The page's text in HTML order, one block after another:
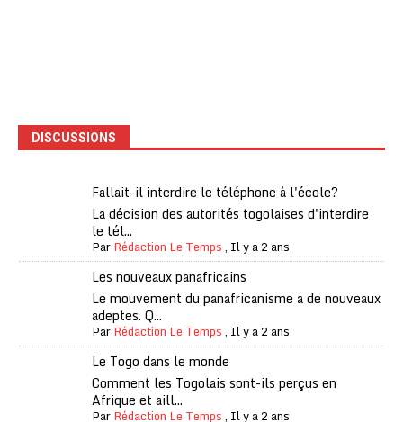
DISCUSSIONS
Fallait-il interdire le téléphone à l'école?
La décision des autorités togolaises d'interdire
le tél...
ParRédaction Le Temps, Il y a 2 ans
Les nouveaux panafricains
Le mouvement du panafricanisme a de nouveaux
adeptes. Q...
ParRédaction Le Temps, Il y a 2 ans
Le Togo dans le monde
Comment les Togolais sont-ils perçus en
Afrique et aill...
ParRédaction Le Temps, Il y a 2 ans